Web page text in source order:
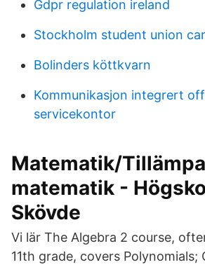
Gdpr regulation ireland
Stockholm student union
Bolinders köttkvarn
Kommunikasjon integrert
servicekontor
Matematik/
matematik -
Skövde
Vi lär The Algebra 2 course,
11th grade, covers Polynomials;